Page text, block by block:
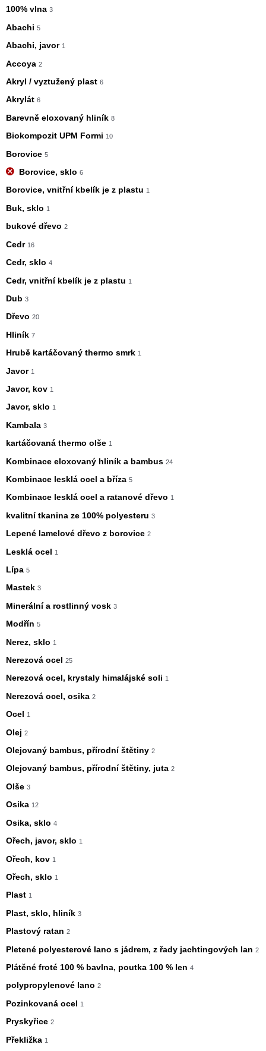
100% vlna 3
Abachi 5
Abachi, javor 1
Accoya 2
Akryl / vyztužený plast 6
Akrylát 6
Barevně eloxovaný hliník 8
Biokompozit UPM Formi 10
Borovice 5
Borovice, sklo 6
Borovice, vnitřní kbelík je z plastu 1
Buk, sklo 1
bukové dřevo 2
Cedr 16
Cedr, sklo 4
Cedr, vnitřní kbelík je z plastu 1
Dub 3
Dřevo 20
Hliník 7
Hrubě kartáčovaný thermo smrk 1
Javor 1
Javor, kov 1
Javor, sklo 1
Kambala 3
kartáčovaná thermo olše 1
Kombinace eloxovaný hliník a bambus 24
Kombinace lesklá ocel a bříza 5
Kombinace lesklá ocel a ratanové dřevo 1
kvalitní tkanina ze 100% polyesteru 3
Lepené lamelové dřevo z borovice 2
Lesklá ocel 1
Lípa 5
Mastek 3
Minerální a rostlinný vosk 3
Modřín 5
Nerez, sklo 1
Nerezová ocel 25
Nerezová ocel, krystaly himalájské soli 1
Nerezová ocel, osika 2
Ocel 1
Olej 2
Olejovaný bambus, přírodní štětiny 2
Olejovaný bambus, přírodní štětiny, juta 2
Olše 3
Osika 12
Osika, sklo 4
Ořech, javor, sklo 1
Ořech, kov 1
Ořech, sklo 1
Plast 1
Plast, sklo, hliník 3
Plastový ratan 2
Pletené polyesterové lano s jádrem, z řady jachtingových lan 2
Plátěné froté 100 % bavlna, poutka 100 % len 4
polypropylenové lano 2
Pozinkovaná ocel 1
Pryskyřice 2
Překližka 1